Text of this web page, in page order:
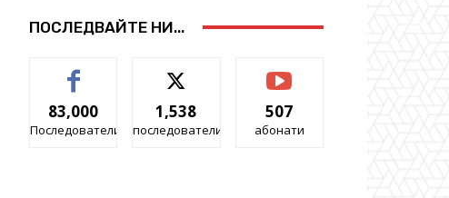
ПОСЛЕДВАЙТЕ НИ...
83,000
Последователи
1,538
последователи
507
абонати